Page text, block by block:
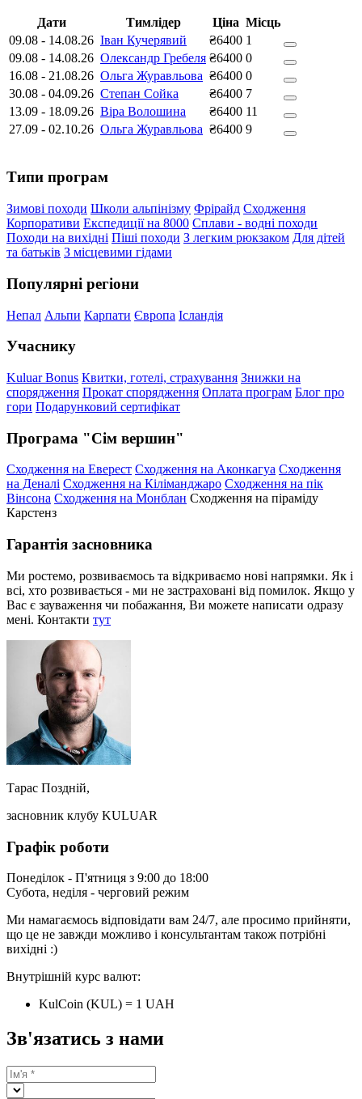
Дати Тимлідер Ціна Місць
09.08 - 14.08.26 Іван Кучерявий ₴6400 1
09.08 - 14.08.26 Олександр Гребеля ₴6400 0
16.08 - 21.08.26 Ольга Журавльова ₴6400 0
30.08 - 04.09.26 Степан Сойка ₴6400 7
13.09 - 18.09.26 Віра Волошина ₴6400 11
27.09 - 02.10.26 Ольга Журавльова ₴6400 9
Типи програм
Зимові походи Школи альпінізму Фрірайд Сходження
Корпоративи Експедиції на 8000 Сплави - водні походи
Походи на вихідні Піші походи З легким рюкзаком Для дітей
та батьків З місцевими гідами
Популярні регіони
Непал Альпи Карпати Європа Ісландія
Учаснику
Kuluar Bonus Квитки, готелі, страхування Знижки на
спорядження Прокат спорядження Оплата програм Блог про
гори Подарунковий сертифікат
Програма "Сім вершин"
Сходження на Еверест Сходження на Аконкагуа Сходження
на Деналі Сходження на Кіліманджаро Сходження на пік
Вінсона Сходження на Монблан Сходження на піраміду
Карстенз
Гарантія засновника
Ми ростемо, розвиваємось та відкриваємо нові напрямки. Як і
всі, хто розвивається - ми не застраховані від помилок. Якщо у
Вас є зауваження чи побажання, Ви можете написати одразу
мені. Контакти тут
Тарас Поздній,
засновник клубу KULUAR
Графік роботи
Понеділок - П'ятниця з 9:00 до 18:00
Субота, неділя - черговий режим
Ми намагаємось відповідати вам 24/7, але просимо прийняти,
що це не завжди можливо і консультантам також потрібні
вихідні :)
Внутрішній курс валют:
KulCoin (KUL) = 1 UAH
Зв'язатись з нами